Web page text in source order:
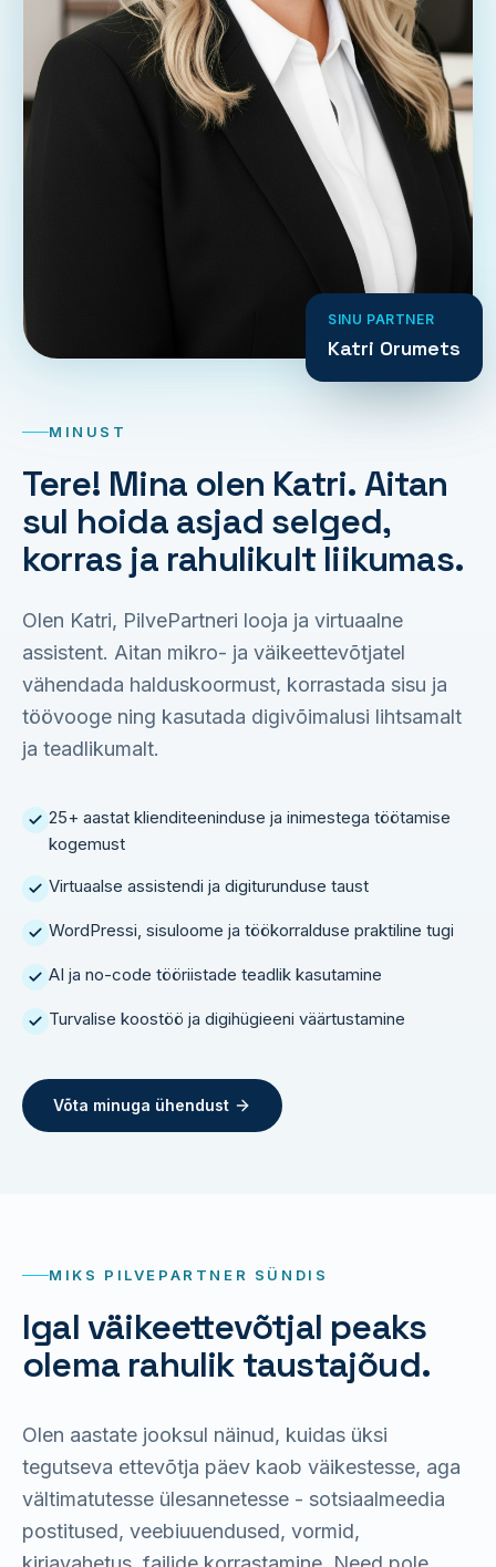
SINU PARTNER
Katri Orumets
MINUST
Tere! Mina olen Katri. Aitan
sul hoida asjad selged,
korras ja rahulikult liikumas.
Olen Katri, PilvePartneri looja ja virtuaalne
assistent. Aitan mikro- ja väikeettevõtjatel
vähendada halduskoormust, korrastada sisu ja
töövooge ning kasutada digivõimalusi lihtsamalt
ja teadlikumalt.
25+ aastat klienditeeninduse ja inimestega töötamise
kogemust
Virtuaalse assistendi ja digiturunduse taust
WordPressi, sisuloome ja töökorralduse praktiline tugi
AI ja no-code tööriistade teadlik kasutamine
Turvalise koostöö ja digihügieeni väärtustamine
Võta minuga ühendust
MIKS PILVEPARTNER SÜNDIS
Igal väikeettevõtjal peaks
olema rahulik taustajõud.
Olen aastate jooksul näinud, kuidas üksi
tegutseva ettevõtja päev kaob väikestesse, aga
vältimatutesse ülesannetesse - sotsiaalmeedia
postitused, veebiuuendused, vormid,